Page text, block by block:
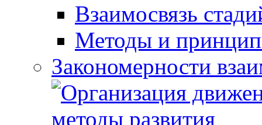
Взаимосвязь
Методы и
Закономерности